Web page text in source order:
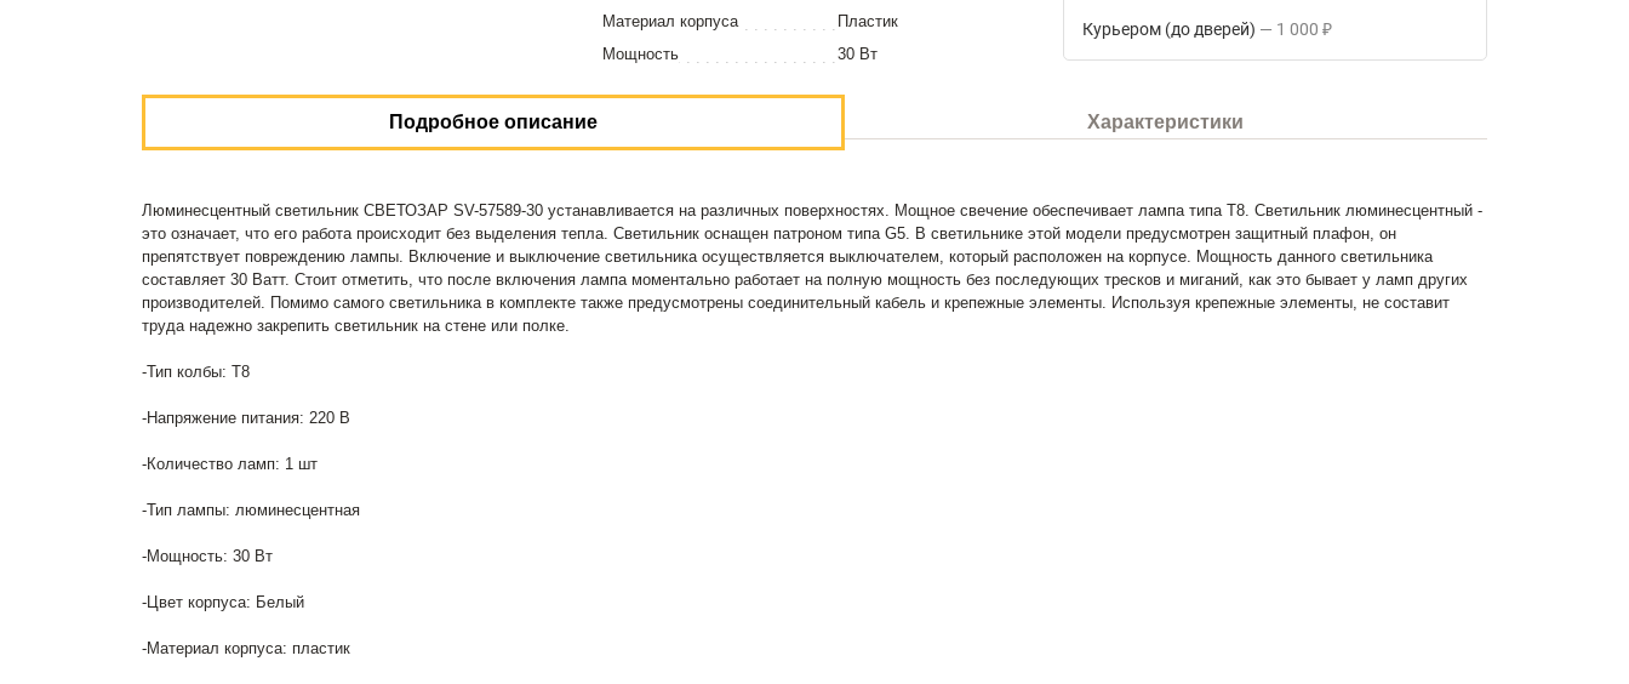
Материал корпуса
Пластик
Мощность
30 Вт
Курьером (до дверей) 1 000 ₽
Подробное описание Характеристики
Люминесцентный светильник СВЕТОЗАР SV-57589-30 устанавливается на различных поверхностях. Мощное свечение обеспечивает лампа типа Т8. Светильник люминесцентный -
это означает, что его работа происходит без выделения тепла. Светильник оснащен патроном типа G5. В светильнике этой модели предусмотрен защитный плафон, он
препятствует повреждению лампы. Включение и выключение светильника осуществляется выключателем, который расположен на корпусе. Мощность данного светильника
составляет 30 Ватт. Стоит отметить, что после включения лампа моментально работает на полную мощность без последующих тресков и миганий, как это бывает у ламп других
производителей. Помимо самого светильника в комплекте также предусмотрены соединительный кабель и крепежные элементы. Используя крепежные элементы, не составит
труда надежно закрепить светильник на стене или полке.
-Тип колбы: T8
-Напряжение питания: 220 В
-Количество ламп: 1 шт
-Тип лампы: люминесцентная
-Мощность: 30 Вт
-Цвет корпуса: Белый
-Материал корпуса: пластик